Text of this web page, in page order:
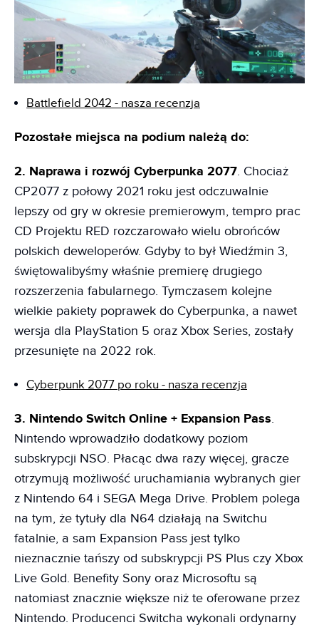
Battlefield 2042 - nasza recenzja
Pozostałe miejsca na podium należą do:
2. Naprawa i rozwój Cyberpunka 2077. Chociaż
CP2077 z połowy 2021 roku jest odczuwalnie
lepszy od gry w okresie premierowym, tempro prac
CD Projektu RED rozczarowało wielu obrońców
polskich deweloperów. Gdyby to był Wiedźmin 3,
świętowalibyśmy właśnie premierę drugiego
rozszerzenia fabularnego. Tymczasem kolejne
wielkie pakiety poprawek do Cyberpunka, a nawet
wersja dla PlayStation 5 oraz Xbox Series, zostały
przesunięte na 2022 rok.
Cyberpunk 2077 po roku - nasza recenzja
3. Nintendo Switch Online + Expansion Pass.
Nintendo wprowadziło dodatkowy poziom
subskrypcji NSO. Płacąc dwa razy więcej, gracze
otrzymują możliwość uruchamiania wybranych gier
z Nintendo 64 i SEGA Mega Drive. Problem polega
na tym, że tytuły dla N64 działają na Switchu
fatalnie, a sam Expansion Pass jest tylko
nieznacznie tańszy od subskrypcji PS Plus czy Xbox
Live Gold. Benefity Sony oraz Microsoftu są
natomiast znacznie większe niż te oferowane przez
Nintendo. Producenci Switcha wykonali ordynarny